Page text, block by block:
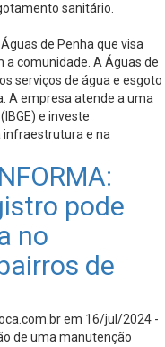
sanitário.
de Penha que visa
comunidade. A Águas de
serviços de água e esgoto
A empresa atende a uma
e investe
e na
pode
no
de
em 16/jul/2024 -
de uma manutenção